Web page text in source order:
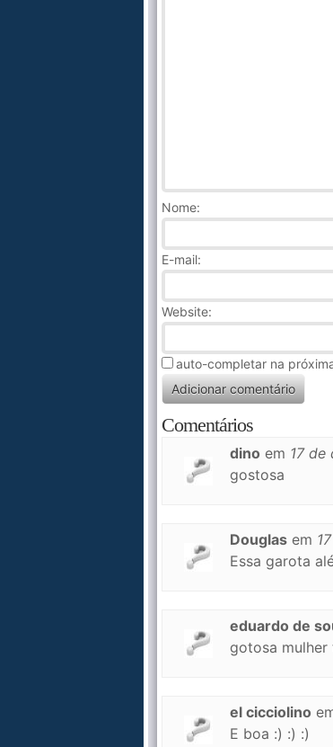
Nome:
E-mail:
Website:
auto-completar na
Comentários
dino em 17 de
gostosa
Douglas em
Essa garota
eduardo de
gotosa mulher
el cicciolino
E boa :) :) :)